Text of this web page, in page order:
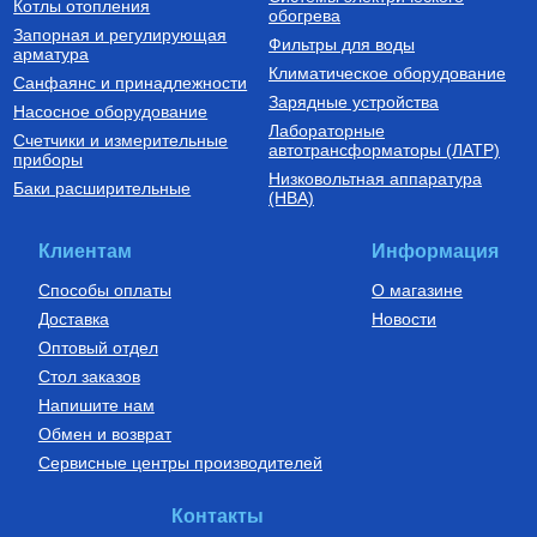
Котлы газовые настенные
Котел газовый настенный
одноконтурный Vitabel HF 32
63 890Руб.
Купить
Дымоходы для котлов DN 80
(традиционные)
Элемент дымохода DN80
Руб.
Купить
Бойлеры (водонагреватели
Водонагреватель косвенного
нагрева напольный из
Установки канализационные
Котлы отопления
Запорная и регулирующая
арматура
Санфаянс и принадлежности
Насосное оборудование
Счетчики и измерительные
приборы
Баки расширительные
обогрева
Фильтры для воды
Климатическое оборудование
Зарядные устройства
Лабораторные
автотрансформаторы (ЛАТР)
Низковольтная аппаратура
(НВА)
Клиентам
Способы оплаты
Доставка
Оптовый отдел
Стол заказов
Напишите нам
Обмен и возврат
Сервисные центры производителей
Информация
О магазине
Новости
Контакты